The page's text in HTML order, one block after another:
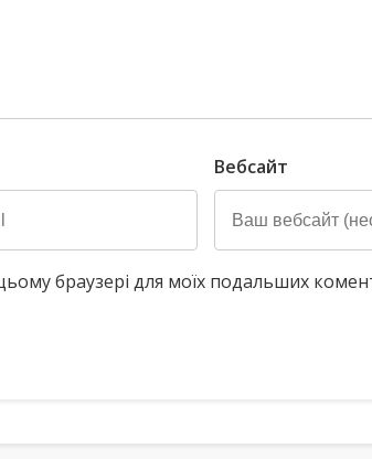
Вебсайт
браузері для моїх подальших